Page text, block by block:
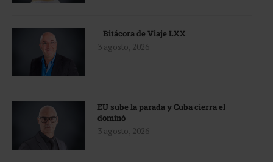
Bitácora de Viaje LXX
3 agosto, 2026
EU sube la parada y Cuba cierra el
dominó
3 agosto, 2026